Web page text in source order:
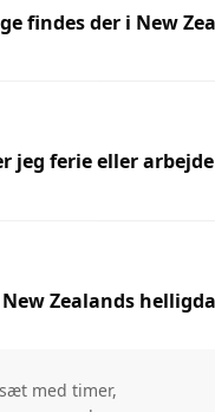
findes der i New
jeg ferie eller
Zealands
med timer,